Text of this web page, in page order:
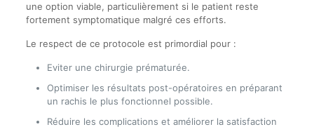
une option viable, particulièrement si le patient reste
fortement symptomatique malgré ces efforts.
Le respect de ce protocole est primordial pour :
Eviter une chirurgie prématurée.
Optimiser les résultats post-opératoires en préparant
un rachis le plus fonctionnel possible.
Réduire les complications et améliorer la satisfaction